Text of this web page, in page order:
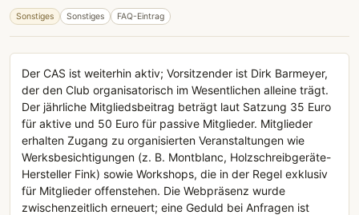
Sonstiges Sonstiges FAQ-Eintrag
Der CAS ist weiterhin aktiv; Vorsitzender ist Dirk Barmeyer,
der den Club organisatorisch im Wesentlichen alleine trägt.
Der jährliche Mitgliedsbeitrag beträgt laut Satzung 35 Euro
für aktive und 50 Euro für passive Mitglieder. Mitglieder
erhalten Zugang zu organisierten Veranstaltungen wie
Werksbesichtigungen (z. B. Montblanc, Holzschreibgeräte-
Hersteller Fink) sowie Workshops, die in der Regel exklusiv
für Mitglieder offenstehen. Die Webpräsenz wurde
zwischenzeitlich erneuert; eine Geduld bei Anfragen ist